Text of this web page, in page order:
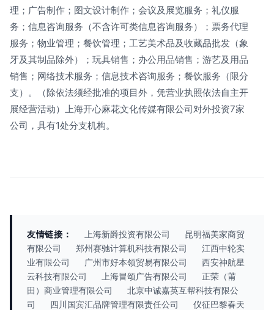
理；广告制作；图文设计制作；会议及展览服务；礼仪服
务；信息咨询服务（不含许可类信息咨询服务）；票务代理
服务；物业管理；餐饮管理；工艺美术品及收藏品批发（象
牙及其制品除外）；玩具销售；办公用品销售；游艺及用品
销售；网络技术服务；信息技术咨询服务；餐饮服务（限分
支）。（除依法须经批准的项目外，凭营业执照依法自主开
展经营活动）上海开心麻花文化传媒有限公司对外投资7家
公司，具有1处分支机构。
友情链接： 上海新爵投资有限公司
昆明福美家商贸
有限公司
郑州赛驰计算机科技有限公司
江西中轮实
业有限公司
广州市好本领贸易有限公司
西安神航星
云科技有限公司
上海冒颂广告有限公司
正荣（莆
田）商业管理有限公司
北京中诚嘉英互帮科技有限公
司
四川国宾汇品牌管理有限责任公司
仪征巴黎春天